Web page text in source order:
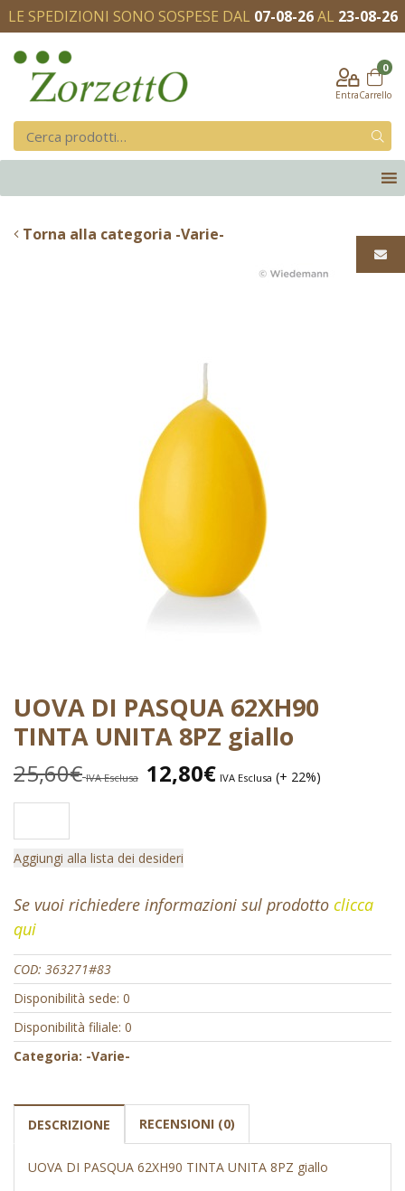
LE SPEDIZIONI SONO SOSPESE DAL 07-08-26AL 23-08-26
Entra
0
Carrello
Torna alla categoria -Varie-
UOVA DI PASQUA 62XH90
TINTA UNITA 8PZ giallo
25,60€ IVA Esclusa 12,80€ IVA Esclusa (+ 22%)
Aggiungi alla lista dei desideri
Se vuoi richiedere informazioni sul prodotto clicca
qui
COD: 363271#83
Disponibilità sede: 0
Disponibilità filiale: 0
Categoria: -Varie-
DESCRIZIONE RECENSIONI (0)
UOVA DI PASQUA 62XH90 TINTA UNITA 8PZ giallo